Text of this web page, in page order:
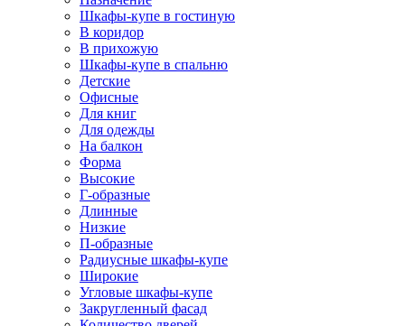
Шкафы-купе в гостиную
В коридор
В прихожую
Шкафы-купе в спальню
Детские
Офисные
Для книг
Для одежды
На балкон
Форма
Высокие
Г-образные
Длинные
Низкие
П-образные
Радиусные шкафы-купе
Широкие
Угловые шкафы-купе
Закругленный фасад